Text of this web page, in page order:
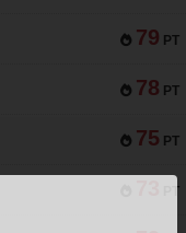
79 PT
78 PT
75 PT
PT